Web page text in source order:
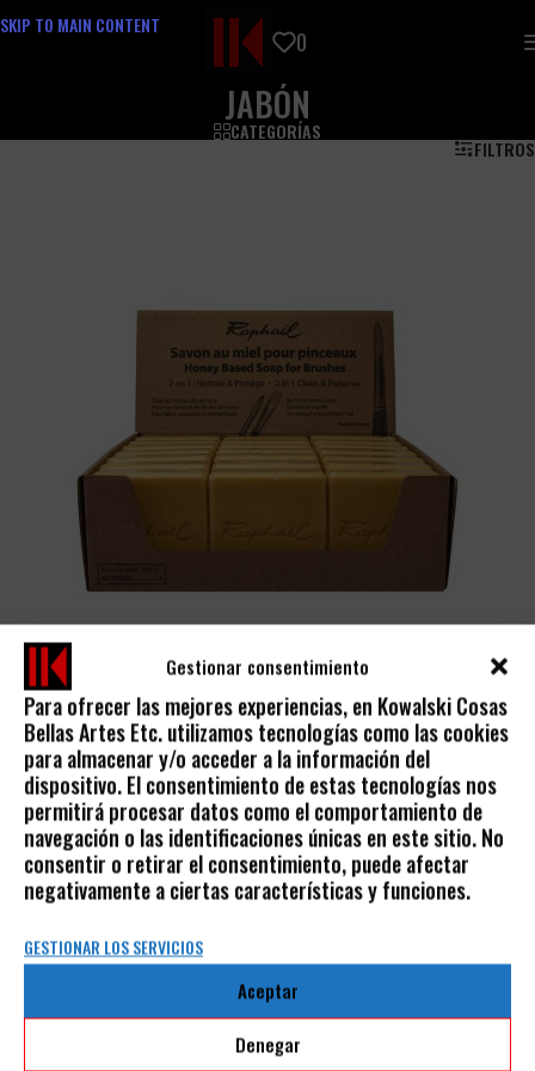
Gestionar consentimiento
Para ofrecer las mejores experiencias, en Kowalski Cosas
Bellas Artes Etc. utilizamos tecnologías como las cookies
para almacenar y/o acceder a la información del
dispositivo. El consentimiento de estas tecnologías nos
permitirá procesar datos como el comportamiento de
navegación o las identificaciones únicas en este sitio. No
consentir o retirar el consentimiento, puede afectar
negativamente a ciertas características y funciones.
GESTIONAR LOS SERVICIOS
Aceptar
Denegar
SKIP TO MAIN CONTENT
0
JABÓN
CATEGORÍAS
FILTROS
JABÓN PARA LOS PINCELES
SENNELIER
5,50€ IVA incluido
AVISO LEGAL
POLÍTICA DE PRIVACIDAD